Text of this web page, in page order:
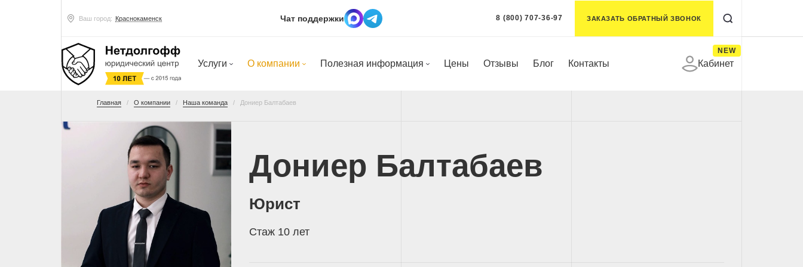
Ваш город: Краснокаменск Чат поддержки 8 (800) 707-36-97 ЗАКАЗАТЬ ОБРАТНЫЙ ЗВОНОК
Услуги О компании Полезная информация Цены Отзывы Блог Контакты Кабинет
NEW
Главная О компании Наша команда Дониер Балтабаев
Дониер Балтабаев
Юрист
Стаж 10 лет